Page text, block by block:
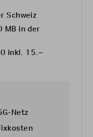
Schweiz
MB in der
inkl. 15.–
Netz